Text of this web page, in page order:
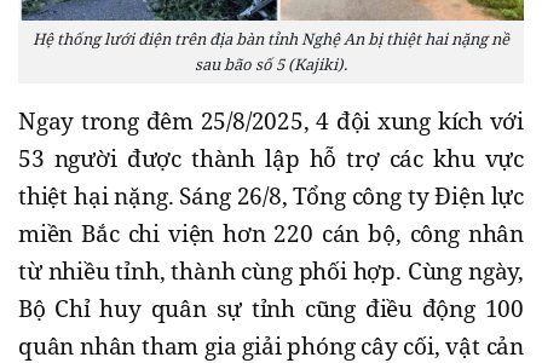
Hệ thống lưới điện trên địa bàn tỉnh Nghệ An bị thiệt hai nặng nề
sau bão số 5 (Kajiki).
Ngay trong đêm 25/8/2025, 4 đội xung kích với
53 người được thành lập hỗ trợ các khu vực
thiệt hại nặng. Sáng 26/8, Tổng công ty Điện lực
miền Bắc chi viện hơn 220 cán bộ, công nhân
từ nhiều tỉnh, thành cùng phối hợp. Cùng ngày,
Bộ Chỉ huy quân sự tỉnh cũng điều động 100
quân nhân tham gia giải phóng cây cối, vật cản